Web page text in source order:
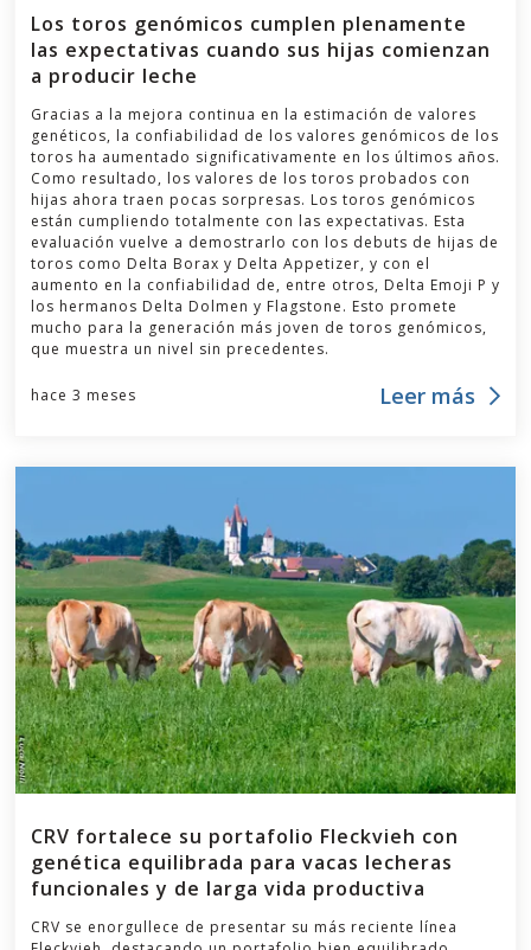
Los toros genómicos cumplen plenamente
las expectativas cuando sus hijas comienzan
a producir leche
Gracias a la mejora continua en la estimación de valores
genéticos, la confiabilidad de los valores genómicos de los
toros ha aumentado significativamente en los últimos años.
Como resultado, los valores de los toros probados con
hijas ahora traen pocas sorpresas. Los toros genómicos
están cumpliendo totalmente con las expectativas. Esta
evaluación vuelve a demostrarlo con los debuts de hijas de
toros como Delta Borax y Delta Appetizer, y con el
aumento en la confiabilidad de, entre otros, Delta Emoji P y
los hermanos Delta Dolmen y Flagstone. Esto promete
mucho para la generación más joven de toros genómicos,
que muestra un nivel sin precedentes.
hace 3 meses Leer más
CRV fortalece su portafolio Fleckvieh con
genética equilibrada para vacas lecheras
funcionales y de larga vida productiva
CRV se enorgullece de presentar su más reciente línea